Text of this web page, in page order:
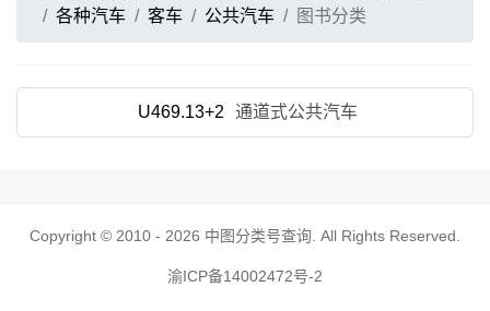
各种汽车
客车 公共汽车 图书分类
U469.13+2 通道式公共汽车
Copyright © 2010 - 2026 中图分类号查询 . All Rights Reserved.
渝ICP备14002472号-2